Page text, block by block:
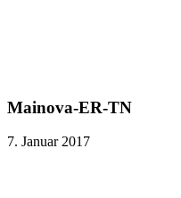
Mainova-ER-TN
7. Januar 2017